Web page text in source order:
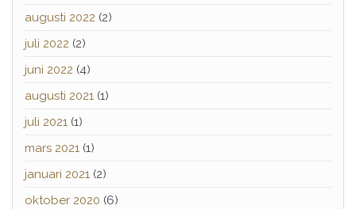
augusti 2022 (2)
juli 2022 (2)
juni 2022 (4)
augusti 2021 (1)
juli 2021 (1)
mars 2021 (1)
januari 2021 (2)
oktober 2020 (6)